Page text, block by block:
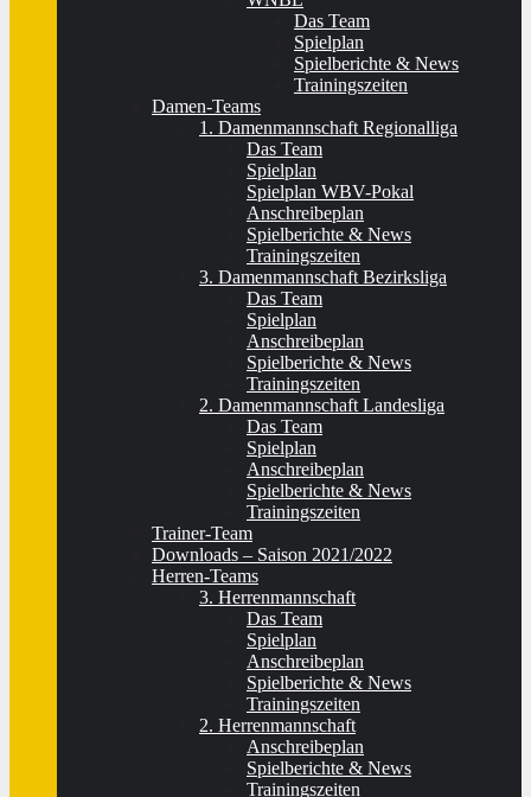
Das Team
Spielplan
Spielberichte & News
Trainingszeiten
Damen-Teams
1. Damenmannschaft Regionalliga
Das Team
Spielplan
Spielplan WBV-Pokal
Anschreibeplan
Spielberichte & News
Trainingszeiten
3. Damenmannschaft Bezirksliga
Das Team
Spielplan
Anschreibeplan
Spielberichte & News
Trainingszeiten
2. Damenmannschaft Landesliga
Das Team
Spielplan
Anschreibeplan
Spielberichte & News
Trainingszeiten
Trainer-Team
Downloads – Saison 2021/2022
Herren-Teams
3. Herrenmannschaft
Das Team
Spielplan
Anschreibeplan
Spielberichte & News
Trainingszeiten
2. Herrenmannschaft
Anschreibeplan
Spielberichte & News
Trainingszeiten